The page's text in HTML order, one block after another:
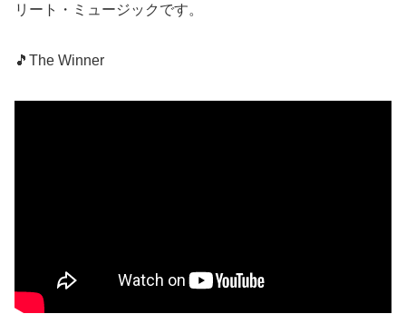
リート・ミュージックです。
🎵The Winner